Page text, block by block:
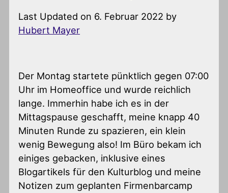
Last Updated on 6. Februar 2022 by
Hubert Mayer
Der Montag startete pünktlich gegen 07:00
Uhr im Homeoffice und wurde reichlich
lange. Immerhin habe ich es in der
Mittagspause geschafft, meine knapp 40
Minuten Runde zu spazieren, ein klein
wenig Bewegung also! Im Büro bekam ich
einiges gebacken, inklusive eines
Blogartikels für den Kulturblog und meine
Notizen zum geplanten Firmenbarcamp